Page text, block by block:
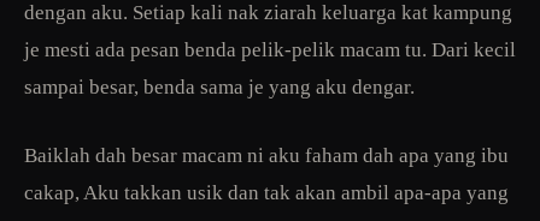
dengan aku. Setiap kali nak ziarah keluarga kat kampung
je mesti ada pesan benda pelik-pelik macam tu. Dari kecil
sampai besar, benda sama je yang aku dengar.
Baiklah dah besar macam ni aku faham dah apa yang ibu
cakap, Aku takkan usik dan tak akan ambil apa-apa yang